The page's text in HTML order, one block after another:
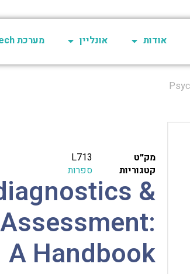
אודות אונליין מערכת PTech
מק״ט
L713
קטגוריות
ספרות
&
A Handbook